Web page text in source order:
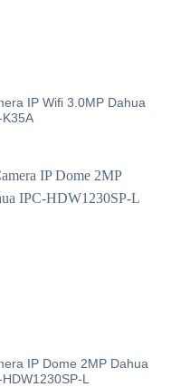
IP Wifi 3.0MP Dahua
K35A
IP Dome 2MP Dahua
HDW1230SP-L